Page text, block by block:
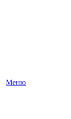
Меню